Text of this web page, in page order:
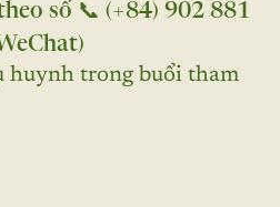
số 📞 (+84) 902 881
huynh trong buổi tham